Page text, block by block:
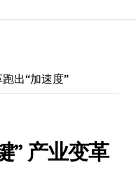
出“加速度”
” 产业变革